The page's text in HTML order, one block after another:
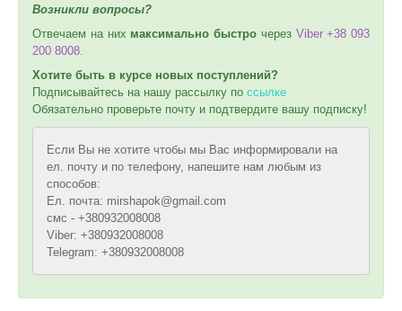
Возникли вопросы?
Отвечаем на них максимально быстро через Viber +38 093
200 8008.
Хотите быть в курсе новых поступлений?
Подписывайтесь на нашу рассылку по ссылке
Обязательно проверьте почту и подтвердите вашу подписку!
Если Вы не хотите чтобы мы Вас информировали на
ел. почту и по телефону, напешите нам любым из
способов:
Ел. почта: mirshapok@gmail.com
смс - +380932008008
Viber: +380932008008
Telegram: +380932008008